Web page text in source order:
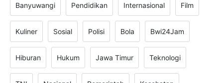
Banyuwangi Pendidikan Internasional Film
Kuliner Sosial Polisi Bola Bwi24Jam
Hiburan Hukum Jawa Timur Teknologi